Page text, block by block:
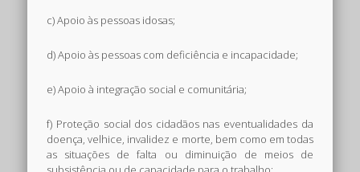
c) Apoio às pessoas idosas;
d) Apoio às pessoas com deficiência e incapacidade;
e) Apoio à integração social e comunitária;
f) Proteção social dos cidadãos nas eventualidades da
doença, velhice, invalidez e morte, bem como em todas
as situações de falta ou diminuição de meios de